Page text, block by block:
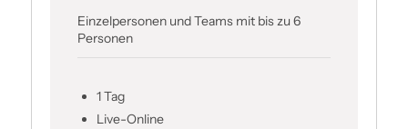
Einzelpersonen und Teams mit bis zu 6
Personen
1 Tag
Live-Online